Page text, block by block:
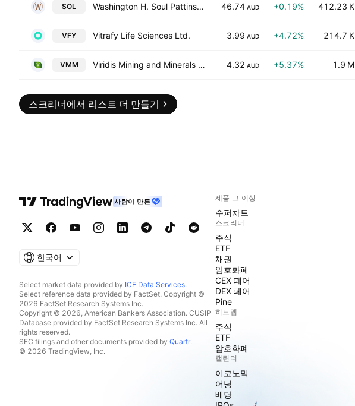
SOL Washington H. Soul Pattinson and Company Limited 46.74 AUD +0.19% 412.23 K
VFY Vitrafy Life Sciences Ltd. 3.99 AUD +4.72% 214.7 K
VMM Viridis Mining and Minerals Limited 4.32 AUD +5.37% 1.9 M
스크리너에서 리스트 더 만들기
사람이 만든
한국어
Select market data provided by ICE Data Services.
Select reference data provided by FactSet. Copyright ©
2026 FactSet Research Systems Inc.
Copyright © 2026, American Bankers Association. CUSIP
Database provided by FactSet Research Systems Inc. All
rights reserved.
SEC filings and other documents provided by Quartr.
© 2026 TradingView, Inc.
제품 그 이상
수퍼차트
스크리너
주식
ETF
채권
암호화폐
CEX 페어
DEX 페어
Pine
히트맵
주식
ETF
암호화폐
캘린더
이코노믹
어닝
배당